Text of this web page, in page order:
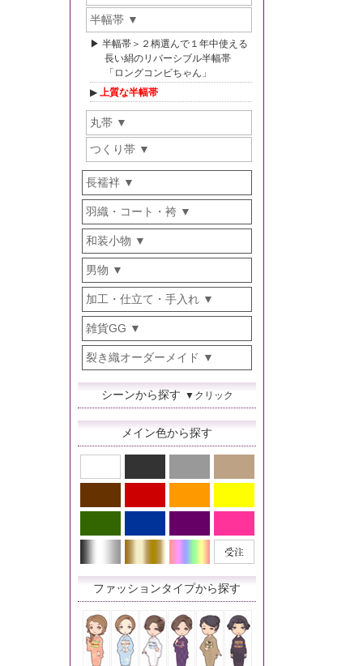
半幅帯
半幅帯＞２柄選んで１年中使える
長い絹のリバーシブル半幅帯
「ロングコンビちゃん」
上質な半幅帯
丸帯
つくり帯
長襦袢
羽織・コート・袴
和装小物
男物
加工・仕立て・手入れ
雑貨GG
裂き織オーダーメイド
シーンから探す ▼クリック
メイン色から探す
ファッションタイプから探す